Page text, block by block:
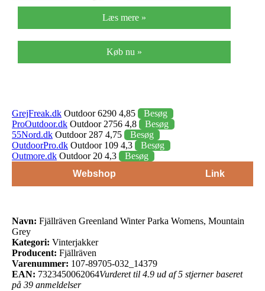
Læs mere »
Køb nu »
GrejFreak.dk Outdoor 6290 4,85
Besøg
ProOutdoor.dk Outdoor 2756 4,8
Besøg
55Nord.dk Outdoor 287 4,75
Besøg
OutdoorPro.dk Outdoor 109 4,3
Besøg
Outmore.dk Outdoor 20 4,3
Besøg
Webshop
Link
Navn: Fjällräven Greenland Winter Parka Womens, Mountain
Grey
Kategori: Vinterjakker
Producent: Fjällräven
Varenummer: 107-89705-032_14379
EAN: 7323450062064Vurderet til 4.9 ud af 5 stjerner baseret
på 39 anmeldelser